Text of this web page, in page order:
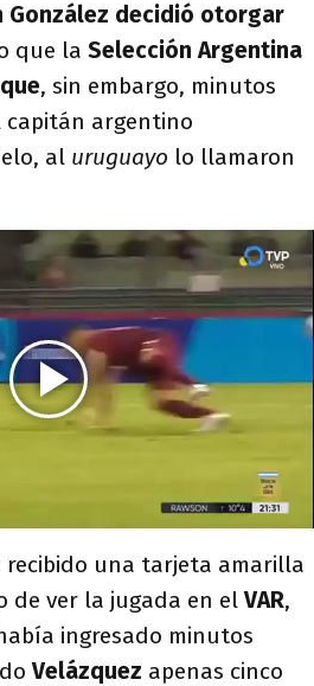
González decidió otorgar
que la Selección Argentina
, sin embargo, minutos
capitán argentino
al uruguayo lo llamaron
recibido una tarjeta amarilla
de ver la jugada en elVAR,
ingresado minutos
Velázquez apenas cinco